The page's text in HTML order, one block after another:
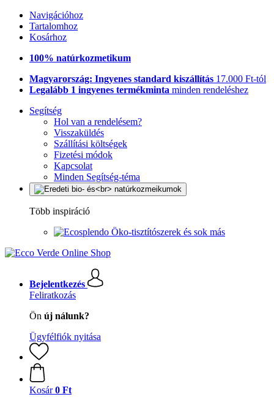
Navigációhoz
Tartalomhoz
Kosárhoz
100% natúrkozmetikum
Magyarország: Ingyenes standard kiszállítás 17.000 Ft-tól
Legalább 1 ingyenes termékminta minden rendeléshez
Segítség
Hol van a rendelésem?
Visszaküldés
Szállítási költségek
Fizetési módok
Kapcsolat
Minden Segítség-téma
Több inspiráció
Öko-tisztítószerek és sok más
Bejelentkezés
Feliratkozás
Ön új nálunk?
Ügyfélfiók nyitása
Kosár 0 Ft